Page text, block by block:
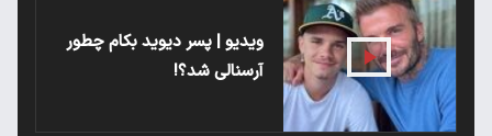
ویدیو | پسر دیوید بکام چطور
آرسنالی شد؟!